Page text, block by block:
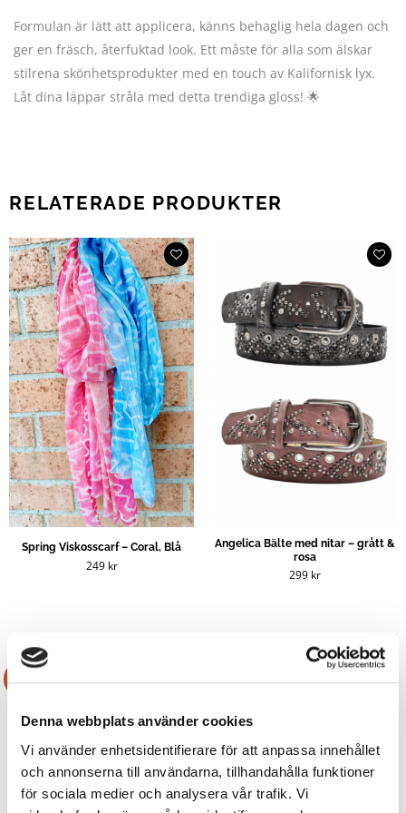
Denna webbplats använder cookies
Vi använder enhetsidentifierare för att anpassa innehållet
och annonserna till användarna, tillhandahålla funktioner
för sociala medier och analysera vår trafik. Vi
Formulan är lätt att applicera, känns behaglig hela dagen och
ger en fräsch, återfuktad look. Ett måste för alla som älskar
stilrena skönhetsprodukter med en touch av Kalifornisk lyx.
Låt dina läppar stråla med detta trendiga gloss! 🌟
RELATERADE PRODUKTER
Spring Viskosscarf – Coral, Blå
249 kr
Angelica Bälte med nitar – grått &
rosa
299 kr
Rea! Rea!